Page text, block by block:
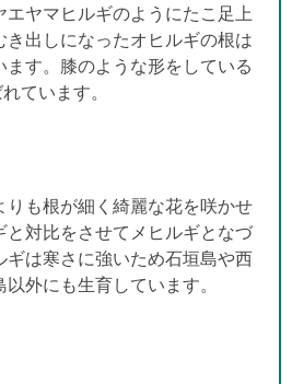
ヤマヒルギのようにたこ足上
き出しになったオヒルギの根は
す。膝のような形をしている
ています。
りも根が細く綺麗な花を咲かせ
と対比をさせてメヒルギとなづ
ギは寒さに強いため石垣島や西
外にも生育しています。